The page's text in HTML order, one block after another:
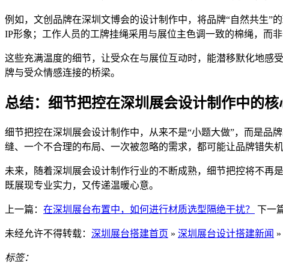
例如，文创品牌在深圳文博会的设计制作中，将品牌“自然共生”
IP形象；工作人员的工牌挂绳采用与展位主色调一致的棉绳，而
这些充满温度的细节，让受众在与展位互动时，能潜移默化地感
牌与受众情感连接的桥梁。
总结：细节把控在深圳展会设计制作中的核
细节把控在深圳展会设计制作中，从来不是“小题大做”，而是品
缝、一个不合理的布局、一次被忽略的需求，都可能让品牌错失
未来，随着深圳展会设计制作行业的不断成熟，细节把控将不再
既展现专业实力，又传递温暖心意。
上一篇： 在深圳展台布置中，如何进行材质选型隔绝干扰？ 下一
未经允许不得转载： 深圳展台搭建首页 » 深圳展台设计搭建新闻 »
标签：